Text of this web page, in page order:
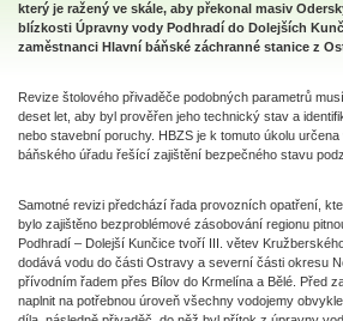
který je ražený ve skále, aby překonal masiv
blízkosti Úpravny vody Podhradí do Dolejších
zaměstnanci Hlavní báňské záchranné stanice z
Revize štolového přivaděče podobných parametrů
deset let, aby byl prověřen jeho technický stav a
nebo stavební poruchy. HBZS je k tomuto úkolu
báňského úřadu řešící zajištění bezpečného stavu
Samotné revizi předchází řada provozních opatření,
bylo zajištěno bezproblémové zásobování regionu
Podhradí – Dolejší Kunčice tvoří III. větev
dodává vodu do části Ostravy a severní části okresu
přívodním řadem přes Bílov do Krmelína a Bělé. Před
naplnit na potřebnou úroveň všechny vodojemy